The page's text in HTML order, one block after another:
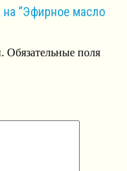
на “Эфирное масло
Обязательные поля